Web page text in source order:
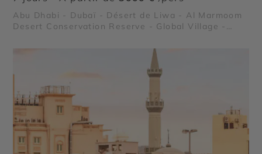
Abu Dhabi - Dubaï - Désert de Liwa - Al Marmoom
Desert Conservation Reserve - Global Village -
Arab - Madinat Jumeirah - Dubai Creek & Abra ride
- Al Fahidi Historical District - Dubai Miracle
Garden - The Frame - Palm Jumeirah - Dubaï Mall &
Nature Reserve - Mleiha Archaeological Centre -
Jebel Jais - Sir Bani Yas Island - Qasr Al Watan -
Qasr Al Hosn - Mosquée Sheikh Zayed - Masdar
City - Mangrove National Park - Forts de Al Aïn -
Emirates Palace Mandarin Oriental - Al Ain Oasis -
Saadiyat Island